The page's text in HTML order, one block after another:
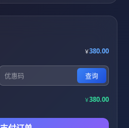
￥380.00
查询
￥380.00